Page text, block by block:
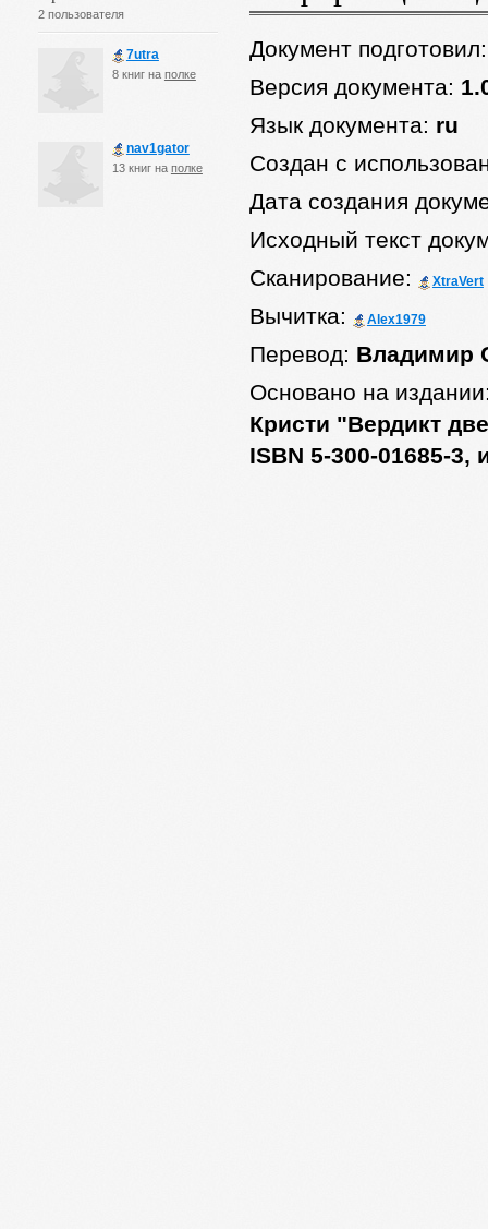
2 пользователя
7utra
8 книг на полке
nav1gator
13 книг на полке
Документ
Версия документа:
Язык документа: ru
Создан с
Дата создания
Исходный текст
Сканирование:
XtraVert
Вычитка: Alex1979
Перевод: Владимир
Основано на
Кристи "Вердикт
ISBN 5-300-01685-3,